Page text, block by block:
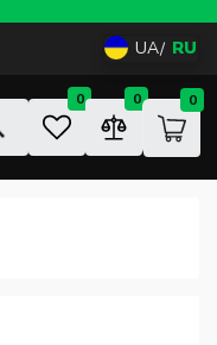
UA RU
0 0 0